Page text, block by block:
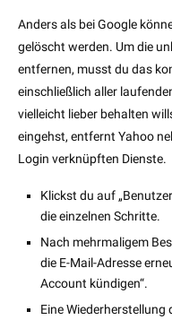
Anders als bei Google
gelöscht werden. Um die
entfernen, musst du das
einschließlich aller
vielleicht lieber behalten
eingehst, entfernt Yahoo
Login verknüpften Dienste.
Klickst du auf
die einzelnen Schritte.
Nach mehrmaligem
die E-Mail-Adresse
Account kündigen“.
Eine Wiederherstellung